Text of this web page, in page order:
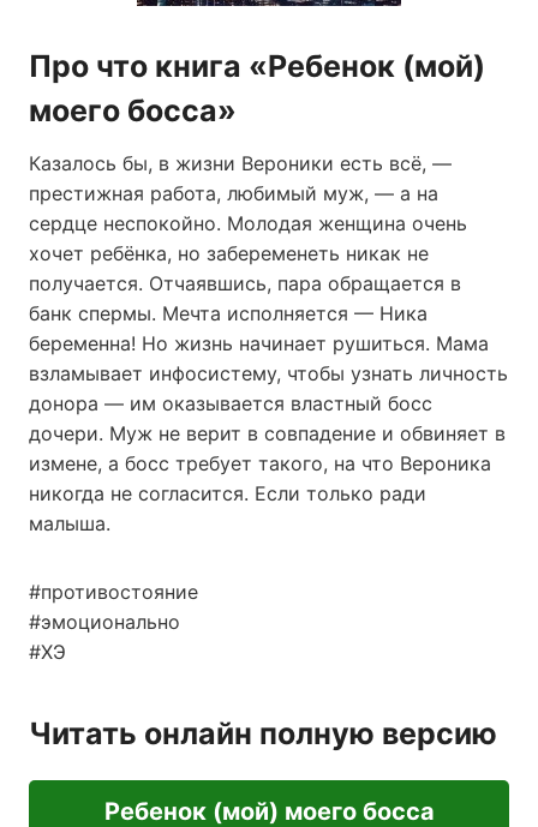
Про что книга «Ребенок (мой)
моего босса»
Казалось бы, в жизни Вероники есть всё, —
престижная работа, любимый муж, — а на
сердце неспокойно. Молодая женщина очень
хочет ребёнка, но забеременеть никак не
получается. Отчаявшись, пара обращается в
банк спермы. Мечта исполняется — Ника
беременна! Но жизнь начинает рушиться. Мама
взламывает инфосистему, чтобы узнать личность
донора — им оказывается властный босс
дочери. Муж не верит в совпадение и обвиняет в
измене, а босс требует такого, на что Вероника
никогда не согласится. Если только ради
малыша.
#противостояние
#эмоционально
#ХЭ
Читать онлайн полную версию
Ребенок (мой) моего босса